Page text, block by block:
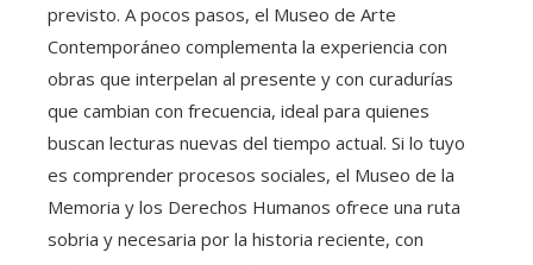
previsto. A pocos pasos, el Museo de Arte
Contemporáneo complementa la experiencia con
obras que interpelan al presente y con curadurías
que cambian con frecuencia, ideal para quienes
buscan lecturas nuevas del tiempo actual. Si lo tuyo
es comprender procesos sociales, el Museo de la
Memoria y los Derechos Humanos ofrece una ruta
sobria y necesaria por la historia reciente, con